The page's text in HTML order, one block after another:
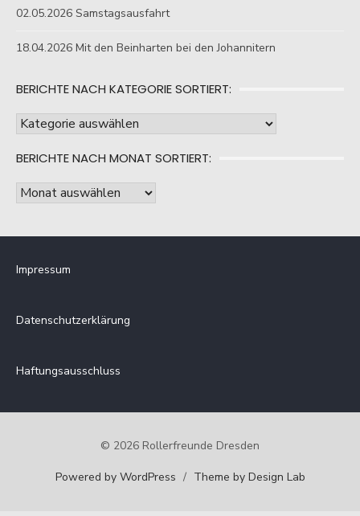
02.05.2026 Samstagsausfahrt
18.04.2026 Mit den Beinharten bei den Johannitern
BERICHTE NACH KATEGORIE SORTIERT:
Berichte
Kategorie
sortiert:
BERICHTE NACH MONAT SORTIERT:
Berichte
Impressum
Datenschutzerklärung
Haftungsausschluss
© 2026 Rollerfreunde Dresden
Powered by WordPress / Theme by Design Lab